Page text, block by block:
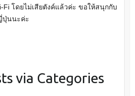
Fi โดยไม่เสียตังค์แล้วค่ะ ขอให้สนุกกับ
ปุ่นนะค่ะ
via Categories